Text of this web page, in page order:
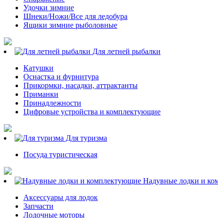
Удочки зимние
Шнеки/Ножи/Все для ледобура
Ящики зимние рыболовные
Для летней рыбалки
Катушки
Оснастка и фурнитура
Прикормки, насадки, аттрактанты
Приманки
Принадлежности
Цифровые устройства и комплектующие
Для туризма
Посуда туристическая
Надувные лодки и
Аксессуары для лодок
Запчасти
Лодочные моторы